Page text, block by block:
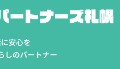
安心を
しのパートナー